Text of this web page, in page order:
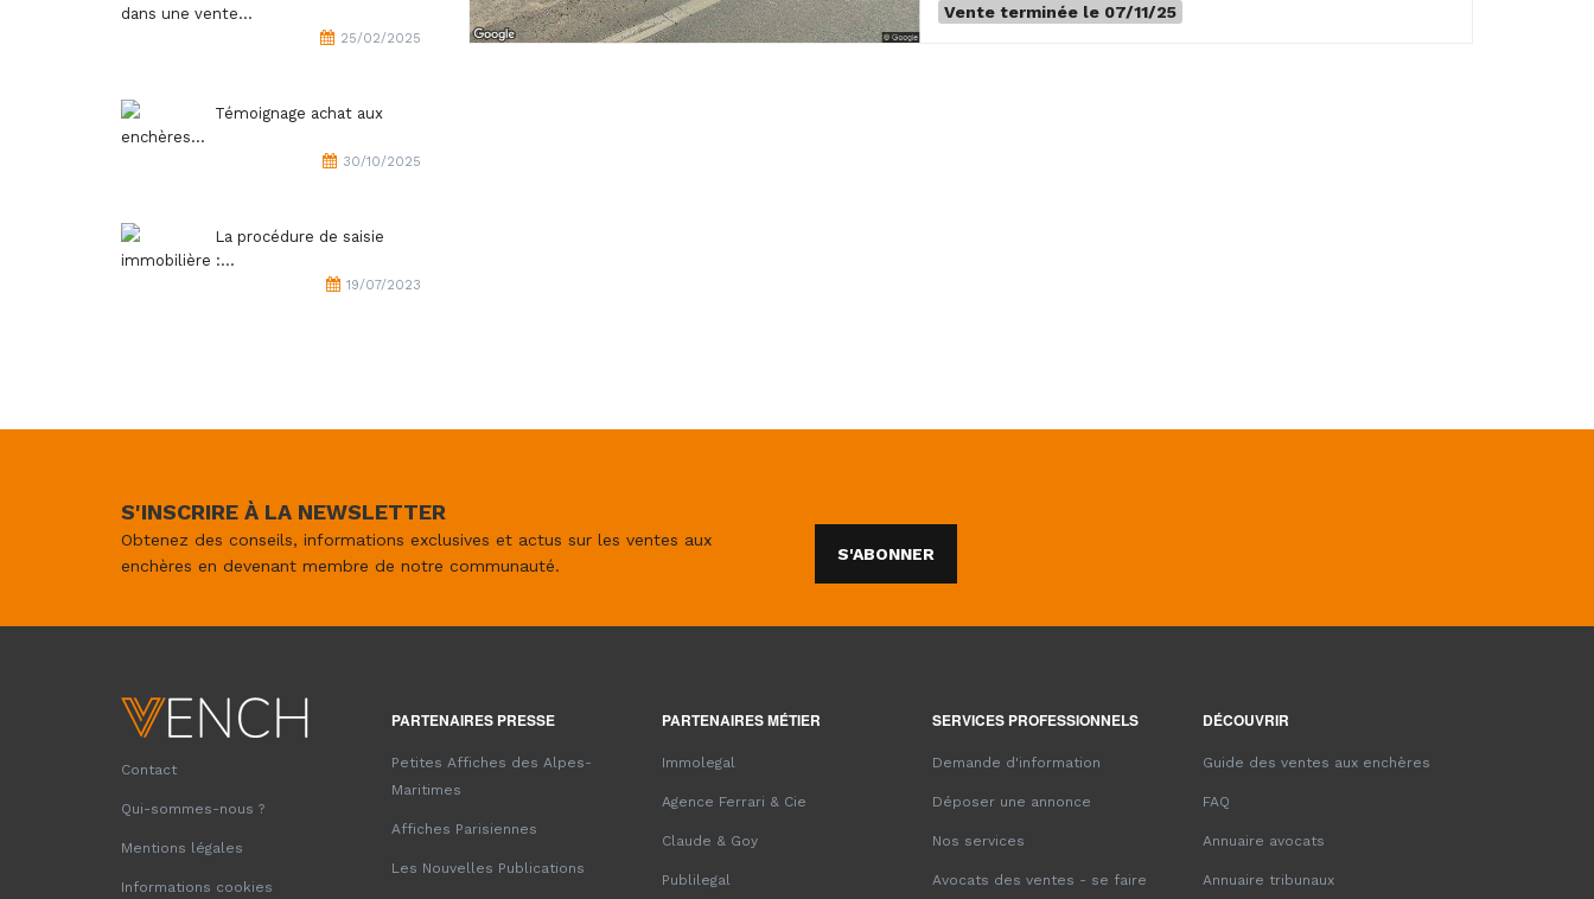
dans une vente...
25/02/2025
Témoignage achat aux
enchères...
30/10/2025
La procédure de saisie
immobilière :...
19/07/2023
Vente terminée le 07/11/25
S'INSCRIRE À LA NEWSLETTER
Obtenez des conseils, informations exclusives et actus sur les ventes aux
enchères en devenant membre de notre communauté.
S'ABONNER
Contact
Qui-sommes-nous ?
Mentions légales
Informations cookies
PARTENAIRES PRESSE
Petites Affiches des Alpes-
Maritimes
Affiches Parisiennes
Les Nouvelles Publications
PARTENAIRES MÉTIER
Immolegal
Agence Ferrari & Cie
Claude & Goy
Publilegal
SERVICES PROFESSIONNELS
Demande d'information
Déposer une annonce
Nos services
Avocats des ventes - se faire
DÉCOUVRIR
Guide des ventes aux enchères
FAQ
Annuaire avocats
Annuaire tribunaux